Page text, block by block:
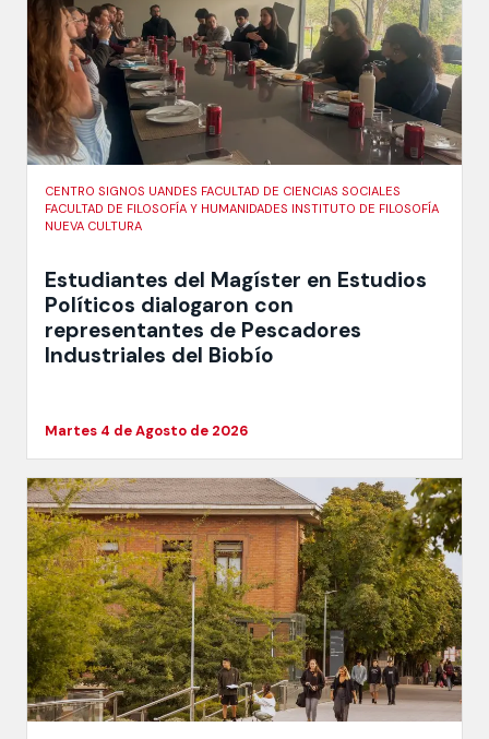
CENTRO SIGNOS UANDES FACULTAD DE CIENCIAS SOCIALES
FACULTAD DE FILOSOFÍA Y HUMANIDADES INSTITUTO DE FILOSOFÍA
NUEVA CULTURA
Estudiantes del Magíster en Estudios
Políticos dialogaron con
representantes de Pescadores
Industriales del Biobío
Martes 4 de Agosto de 2026